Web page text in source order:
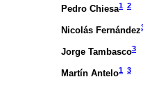
Pedro Chiesa1 2
Nicolás Fernández
Jorge Tambasco3
Martín Antelo1 3